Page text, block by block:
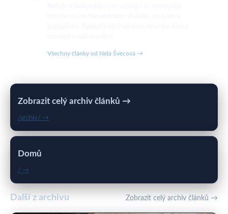
Všechny články od Nela Švecová →
Zobrazit celý archiv článků →
/archiv/ →
Domů
/ →
Další z archivu Zobrazit celý archiv článků →